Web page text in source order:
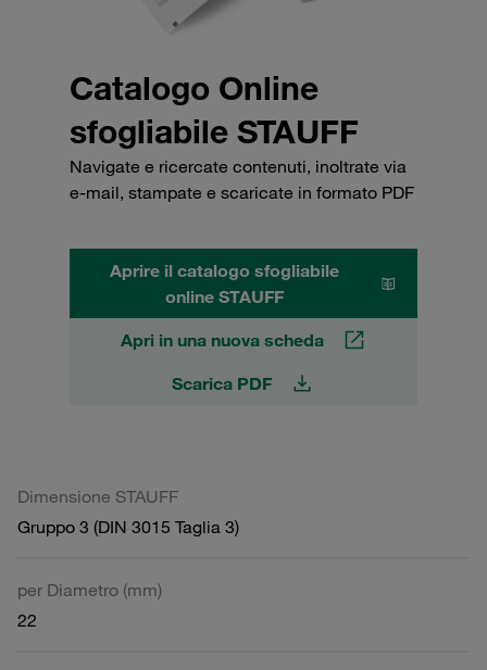
Catalogo Online
sfogliabile STAUFF
Navigate e ricercate contenuti, inoltrate via
e-mail, stampate e scaricate in formato PDF
Aprire il catalogo sfogliabile
online STAUFF
Apri in una nuova scheda
Scarica PDF
Dimensione STAUFF
Gruppo 3 (DIN 3015 Taglia 3)
per Diametro (mm)
22